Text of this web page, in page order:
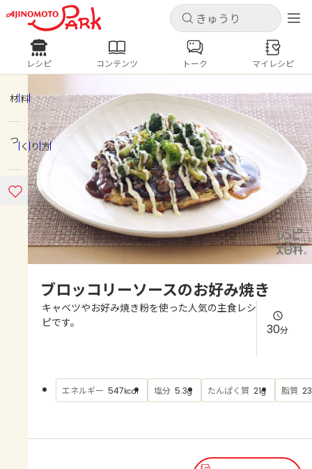
キャンセル
ログインするとレシピを保存できます
ログイン 新規登録
ホーム
コンテンツ
レシピ
よくあるお問い合わせ
AJINOMOTO PARK とは
キャンセル
レシピ コンテンツ
人気の食材・レシピ
きゅうり なす トマト
とうもろこし
ピーマン
みょうが ゴーヤ
レシピ コンテンツ トーク マイレシピ
材料
つくり方
ブロッコリーソースのお好み焼き
キャベツやお好み焼き粉を使った人気の主食レシ
ピです。
30分
エネルギー 547kcal 塩分 5.3g たんぱく質 21g 脂質